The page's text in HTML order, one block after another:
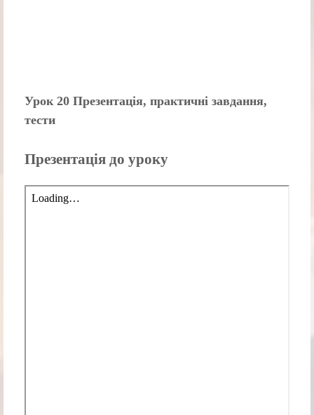
Урок 20 Презентація, практичні завдання,
тести
Презентація до уроку